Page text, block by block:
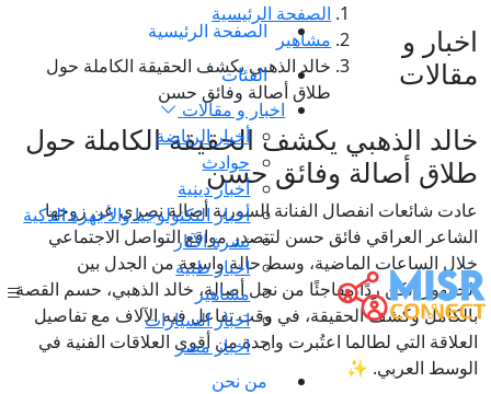
الصفحة الرئيسية
الفئات
اخبار و مقالات
أخبار الرياضة
حوادث
أخبار دينية
أخبار التكنولوجيا والأجهزة الذكية
نشرة الآثار
اخبار طبية
مشاهير
اخبار السيارات
اخبار مصر
من نحن
اخبار و
مقالات
الصفحة الرئيسية
مشاهير
خالد الذهبي يكشف الحقيقة الكاملة حول
طلاق أصالة وفائق حسن
خالد الذهبي يكشف الحقيقة الكاملة حول
طلاق أصالة وفائق حسن
عادت شائعات انفصال الفنانة السورية أصالة نصري عن زوجها
الشاعر العراقي فائق حسن لتتصدر مواقع التواصل الاجتماعي
خلال الساعات الماضية، وسط حالة واسعة من الجدل بين
الجمهور. لكن ردًا مفاجئًا من نجل أصالة، خالد الذهبي، حسم القصة
بالكامل وكشف الحقيقة، في وقت تفاعل فيه الآلاف مع تفاصيل
العلاقة التي لطالما اعتُبرت واحدة من أقوى العلاقات الفنية في
الوسط العربي. ✨